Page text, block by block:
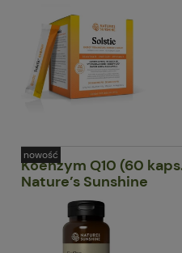
Koenzym Q10 (60
Nature’s Sunshine
nowość